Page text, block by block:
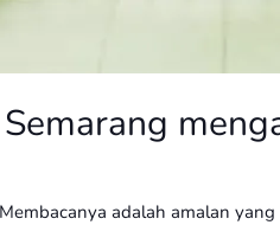
adalah amalan